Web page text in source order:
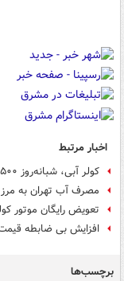
اخبار مرتبط
کولر آبی، شبانه‌روز ۵۰۰ لیتر آب مصرف می‌کند
مصرف آب تهران به مرز ۳ میلیارد لیتر در شبانه روز رسید
تعویض رایگان موتور
افزایش بی ضابطه قیمت
برچسب‌ها